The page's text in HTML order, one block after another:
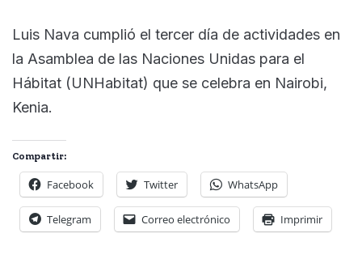
Luis Nava cumplió el tercer día de actividades en
la Asamblea de las Naciones Unidas para el
Hábitat (UNHabitat) que se celebra en Nairobi,
Kenia.
Compartir:
Facebook Twitter WhatsApp
Telegram Correo electrónico Imprimir